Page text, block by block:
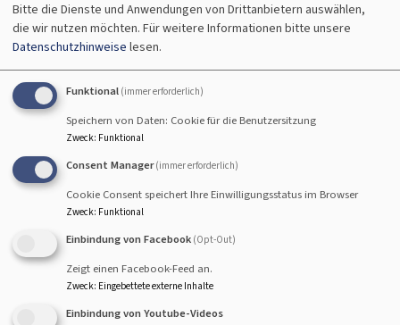
So, 23.8. 10 Uhr
Gottesdienst - anschließend Kirchenkaffee
Lektorin Herold
Hallstadt Johanneskirche Hallstadt
So, 30.8. 10 Uhr
Gottesdienst - anschließend Kirchenkaffee
Lektorin i.A.Teske
Hallstadt
Bitte die Dienste und Anwendungen von Drittanbietern auswählen,
die wir nutzen möchten. Für weitere Informationen bitte unsere
Datenschutzhinweise lesen.
Funktional (immer erforderlich)
Speichern von Daten: Cookie für die Benutzersitzung
Zweck: Funktional
Consent Manager (immer erforderlich)
Cookie Consent speichert Ihre Einwilligungsstatus im Browser
Zweck: Funktional
Einbindung von Facebook (Opt-Out)
Zeigt einen Facebook-Feed an.
Zweck: Eingebettete externe Inhalte
Einbindung von Youtube-Videos